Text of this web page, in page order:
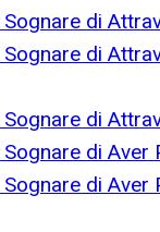
di
di
di
di Aver
di Aver